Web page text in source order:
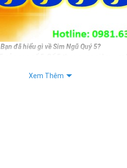
Bạn đã hiểu gì về Sim Ngũ Quý 5?
Xem Thêm